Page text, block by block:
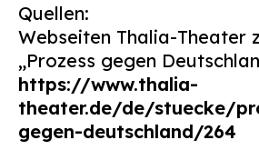
Quellen:
Webseiten Thalia-Theater
„Prozess gegen
https://www.thalia-
theater.de/de/stuecke/
gegen-deutschland/264